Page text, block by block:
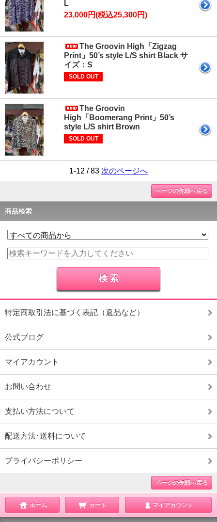
L
23,000円(税込25,300円)
The Groovin High「Zigzag
Print」50’s style L/S shirt Black サ
イズ：S
SOLD OUT
The Groovin
High「Boomerang Print」50’s
style L/S shirt Brown
SOLD OUT
1-12 / 83 次のページへ
ページの先頭へ戻る
商品検索
特定商取引法に基づく表記（返品など）
公式ブログ
マイアカウント
お問い合わせ
支払い方法について
配送方法･送料について
プライバシーポリシー
ページの先頭へ戻る
ホーム カート マイアカウント